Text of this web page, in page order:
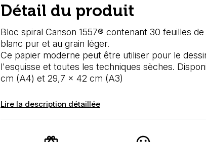
Détail du produit
Bloc spiral Canson 1557® contenant 30 feuilles
blanc pur et au grain léger.
Ce papier moderne peut être utiliser pour le
l'esquisse et toutes les techniques sèches.
cm (A4) et 29,7 x 42 cm (A3)
Lire la description détaillée